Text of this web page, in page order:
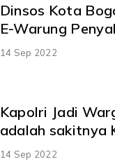
Dinsos Kota
E-Warung
14 Sep 2022
Kapolri Jadi
adalah sakitnya
14 Sep 2022